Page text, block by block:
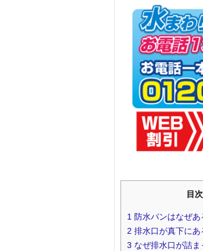
目次
1 防水パンはなぜあ
2 排水口が真下に
3 なぜ排水口が詰ま